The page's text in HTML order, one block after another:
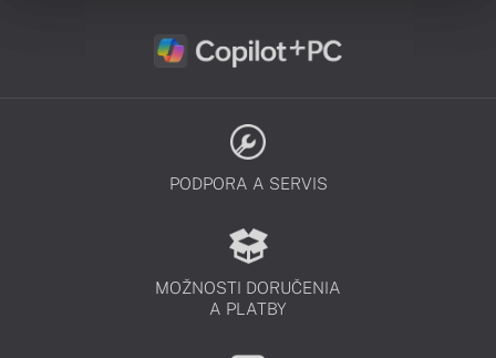
PODPORA A SERVIS
MOŽNOSTI DORUČENIA
A PLATBY